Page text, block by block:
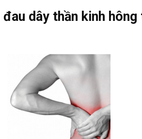
đau dây thần kinh hông